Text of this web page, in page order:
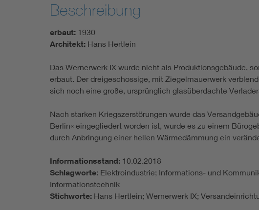
Beschreibung
erbaut: 1930
Architekt: Hans Hertlein
Das Wernerwerk IX wurde nicht als Produktionsgebäude,
erbaut. Der dreigeschossige, mit Ziegelmauerwerk
sich noch eine große, ursprünglich glasüberdachte
Nach starken Kriegszerstörungen wurde das
Berlin« eingegliedert worden ist, wurde es zu einem
durch Anbringung einer hellen Wärmedämmung ein
Informationsstand: 10.02.2018
Schlagworte: Elektroindustrie; Informations- und
Informationstechnik
Stichworte: Hans Hertlein; Wernerwerk IX;